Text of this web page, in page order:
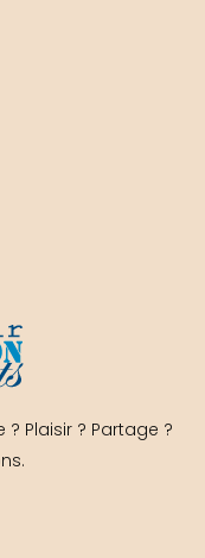
? Plaisir ? Partage ?